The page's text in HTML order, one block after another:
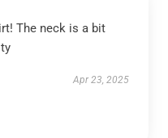
The neck is a bit
Apr 23, 2025